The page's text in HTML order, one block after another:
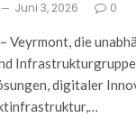
Juni 3, 2026 0
Veyrmont, die
digitaler